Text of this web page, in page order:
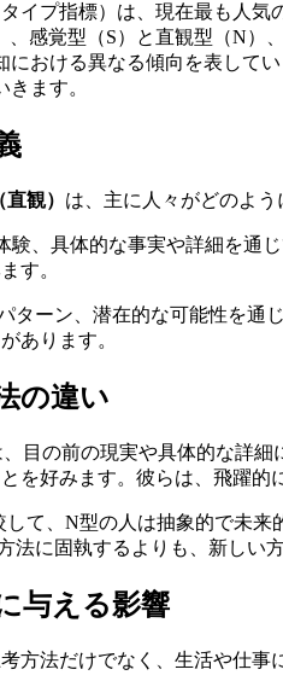
イプ指標）は、現在最も人
感覚型（S）と直観型（N）
における異なる傾向を表して
ます。
観） は、主に人々がどのよ
験、具体的な事実や詳細を通
す。
ターン、潜在的な可能性を
あります。
の違い
、目の前の現実や具体的な詳
を好みます。彼らは、飛躍的
して、N型の人は抽象的で未
法に固執するよりも、新しい
与える影響
方法だけでなく、生活や仕事